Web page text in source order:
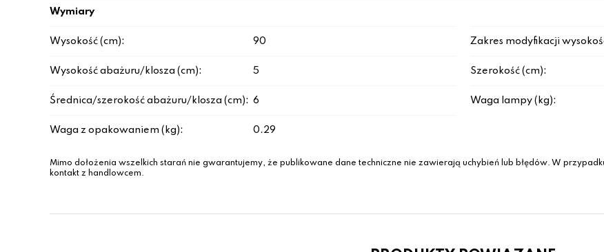
Wymiary
Wysokość (cm): 90 Zakres modyfikacji
Wysokość abażuru/klosza (cm): 5 Szerokość (cm):
Średnica/szerokość abażuru/klosza (cm): 6 Waga lampy (kg):
Waga z opakowaniem (kg): 0.29
Mimo dołożenia wszelkich starań nie gwarantujemy, że publikowane dane techniczne nie zawierają uchybień lub błędów. W
kontakt z handlowcem.